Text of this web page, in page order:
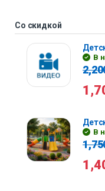
Со скидкой
В
В